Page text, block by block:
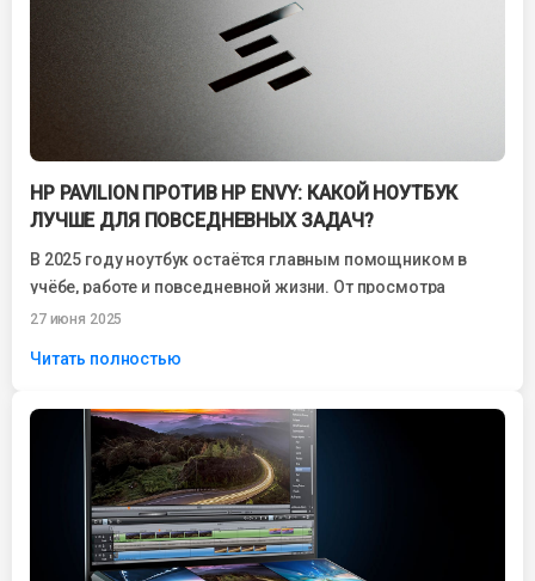
HP PAVILION ПРОТИВ HP ENVY: КАКОЙ НОУТБУК
ЛУЧШЕ ДЛЯ ПОВСЕДНЕВНЫХ ЗАДАЧ?
В 2025 году ноутбук остаётся главным помощником в
учёбе, работе и повседневной жизни. От просмотра
фильмов до онлайн-конференций, от написания...
27 июня 2025
Читать полностью